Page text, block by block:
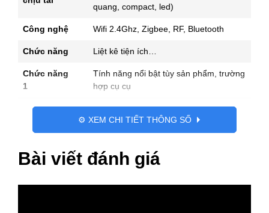
Bài viết đánh giá
quang, compact, led)
Công nghệ Wifi 2.4Ghz, Zigbee, RF, Bluetooth
Chức năng Liệt kê tiện ích…
Chức năng
1
Tính năng nổi bật tùy sản phẩm, trường
hợp cụ cụ
Chất liệu Nhựa ABS
Xuất xứ/
Tên nước xuất xứ, tùy sản phẩm có nên
Kích thước Dài 20cm x Rộng 20cm x Cao 47cm
⚙️ XEM CHI TIẾT THÔNG SỐ